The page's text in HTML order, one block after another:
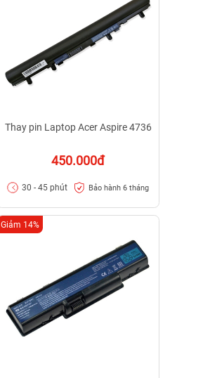
Thay pin Laptop Acer Aspire 4736
450.000đ
30 - 45 phút Bảo hành 6 tháng
Giảm 14%